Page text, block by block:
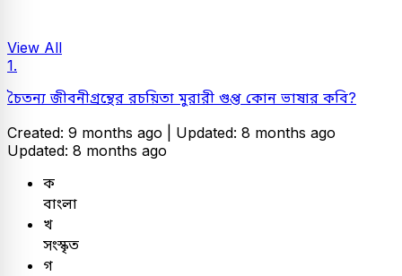
View All
1.
চৈতন্য জীবনীগ্রন্থের রচয়িতা মুরারী গুপ্ত কোন ভাষার কবি?
Created: 9 months ago | Updated: 8 months ago
Updated: 8 months ago
ক
বাংলা
খ
সংস্কৃত
গ